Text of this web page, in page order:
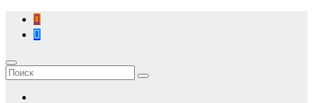
Перейти
содержимому